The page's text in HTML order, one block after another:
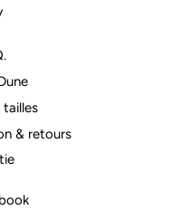
tailles
& retours